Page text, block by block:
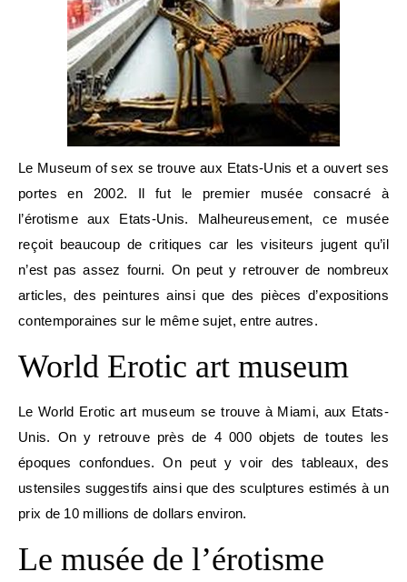
Le Museum of sex se trouve aux Etats-Unis et a ouvert ses
portes en 2002. Il fut le premier musée consacré à
l’érotisme aux Etats-Unis. Malheureusement, ce musée
reçoit beaucoup de critiques car les visiteurs jugent qu’il
n’est pas assez fourni. On peut y retrouver de nombreux
articles, des peintures ainsi que des pièces d’expositions
contemporaines sur le même sujet, entre autres.
World Erotic art museum
Le World Erotic art museum se trouve à Miami, aux Etats-
Unis. On y retrouve près de 4 000 objets de toutes les
époques confondues. On peut y voir des tableaux, des
ustensiles suggestifs ainsi que des sculptures estimés à un
prix de 10 millions de dollars environ.
Le musée de l’érotisme